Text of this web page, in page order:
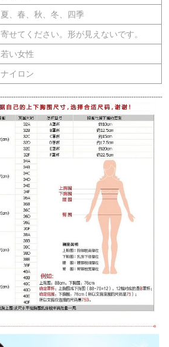
夏、春、秋、冬、四季
寄せてください。形が見えないです。
若い女性
ナイロン